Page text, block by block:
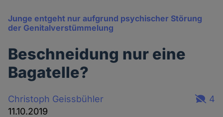
Junge entgeht nur aufgrund psychischer Störung
der Genitalverstümmelung
Beschneidung nur eine
Bagatelle?
Christoph Geissbühler
11.10.2019
4